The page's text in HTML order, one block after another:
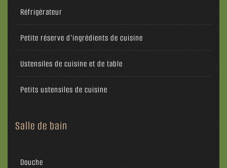
Réfrigérateur
Petite réserve d'ingrédients de cuisine
Ustensiles de cuisine et de table
Petits ustensiles de cuisine
Salle de bain
Douche